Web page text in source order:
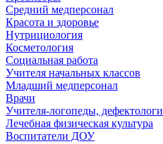
Средний медперсонал
Красота и здоровье
Нутрициология
Косметология
Социальная работа
Учителя начальных классов
Младший медперсонал
Врачи
Учителя-логопеды, дефектологи
Лечебная физическая культура
Воспитатели ДОУ